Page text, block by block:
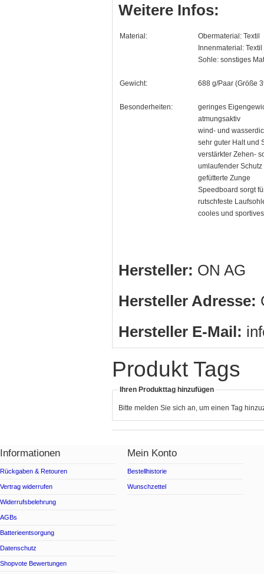
Weitere Infos:
Material:
Obermaterial: Textil
Innenmaterial: Textil
Sohle: sonstiges
Gewicht: 688 g/Paar (Größe
Besonderheiten:
geringes
atmungsaktiv
wind- und
sehr guter Halt und
verstärkter Zehen-
umlaufender Schutz
gefütterte Zunge
Speedboard sorgt
rutschfeste
cooles und
Hersteller: ON AG
Hersteller Adresse:
Hersteller E-Mail:
Produkt Tags
Ihren Produkttag hinzufügen
Bitte melden Sie sich an, um einen Tag
Informationen
Rückgaben & Retouren
Vertrag widerrufen
Widerrufsbelehrung
AGBs
Batterieentsorgung
Datenschutz
Shopvote Bewertungen
Mein Konto
Bestellhistorie
Wunschzettel